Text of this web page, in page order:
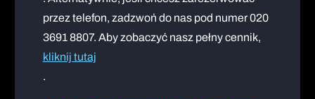
przez telefon, zadzwoń do nas pod numer 020
3691 8807. Aby zobaczyć nasz pełny cennik,
kliknij tutaj
.